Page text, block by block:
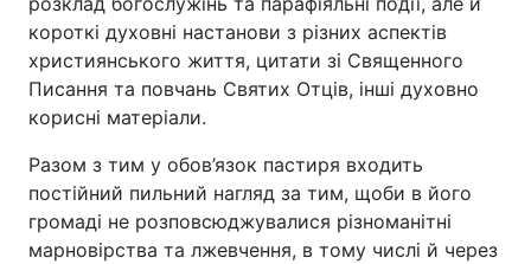
короткі духовні настанови з різних аспектів
християнського життя, цитати зі Священного
Писання та повчань Святих Отців, інші духовно
корисні матеріали.
Разом з тим у обов’язок пастиря входить
постійний пильний нагляд за тим, щоби в його
громаді не розповсюджувалися різноманітні
марновірства та лжевчення, в тому числі й через